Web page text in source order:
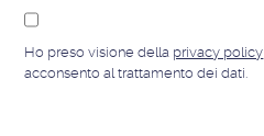
Ho preso visione della privacy policy
acconsento al trattamento dei dati.